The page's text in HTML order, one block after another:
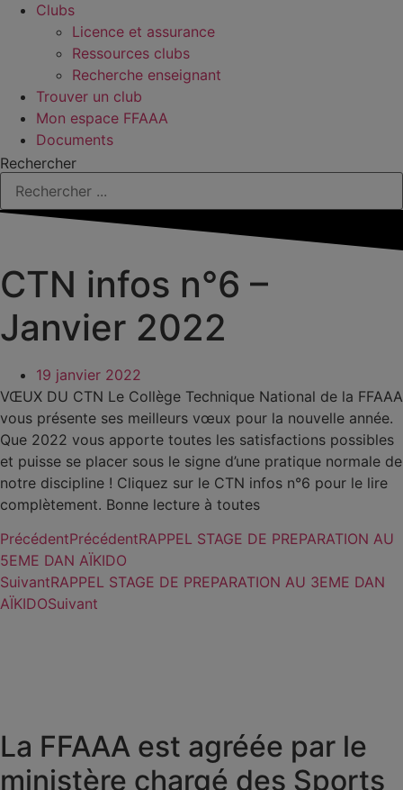
Clubs
Licence et assurance
Ressources clubs
Recherche enseignant
Trouver un club
Mon espace FFAAA
Documents
Rechercher
CTN infos n°6 –
Janvier 2022
19 janvier 2022
VŒUX DU CTN Le Collège Technique National de la FFAAA
vous présente ses meilleurs vœux pour la nouvelle année.
Que 2022 vous apporte toutes les satisfactions possibles
et puisse se placer sous le signe d’une pratique normale de
notre discipline ! Cliquez sur le CTN infos n°6 pour le lire
complètement. Bonne lecture à toutes
PrécédentPrécédentRAPPEL STAGE DE PREPARATION AU
5EME DAN AÏKIDO
SuivantRAPPEL STAGE DE PREPARATION AU 3EME DAN
AÏKIDOSuivant
La FFAAA est agréée par le
ministère chargé des Sports